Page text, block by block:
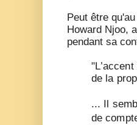
Peut être
Howard Njoo,
pendant sa
"L
de la
... Il
de